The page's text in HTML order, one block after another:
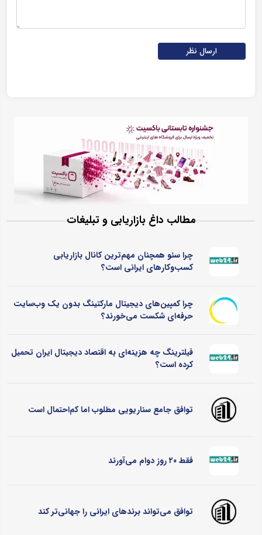
ارسال نظر
مطالب داغ بازاریابی و تبلیغات
چرا سئو همچنان مهم‌ترین کانال بازاریابی
کسب‌وکارهای ایرانی است؟
چرا کمپین‌های دیجیتال مارکتینگ بدون یک وب‌سایت
حرفه‌ای شکست می‌خورند؟
فیلترینگ چه هزینه‌ای به اقتصاد دیجیتال ایران تحمیل
کرده است؟
توافق جامع سناریویی مطلوب اما کم‌احتمال است
فقط ۲۰ روز دوام می‌آورند
توافق می‌تواند برندهای ایرانی را جهانی‌تر کند